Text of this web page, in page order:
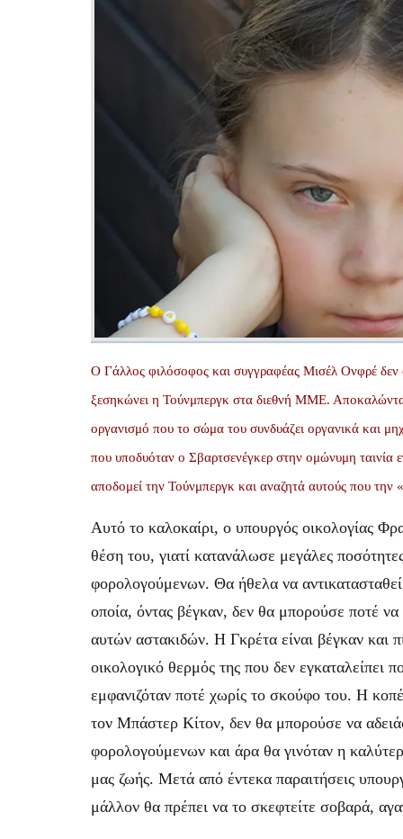
Ο Γάλλος φιλόσοφος και συγγραφέας Μισέλ Ονφρέ δεν
ξεσηκώνει η Τούνμπεργκ στα διεθνή ΜΜΕ.
οργανισμό που το σώμα του συνδυάζει οργανικά και
που υποδυόταν ο Σβαρτσενέγκερ στην ομώνυμη ταινία
αποδομεί την Τούνμπεργκ και αναζητά αυτούς που
Αυτό το καλοκαίρι, ο υπουργός οικολογίας
θέση του, γιατί κατανάλωσε μεγάλες
φορολογούμενων. Θα ήθελα να
οποία, όντας βέγκαν, δεν θα μπορούσε ποτέ
αυτών αστακιδών. Η Γκρέτα είναι βέγκαν και
οικολογικό θερμός της που δεν
εμφανιζόταν ποτέ χωρίς το σκούφο του. Η
τον Μπάστερ Κίτον, δεν θα μπορούσε να
φορολογούμενων και άρα θα γινόταν η
μας ζωής. Μετά από έντεκα παραιτήσεις
μάλλον θα πρέπει να το σκεφτείτε σοβαρά,